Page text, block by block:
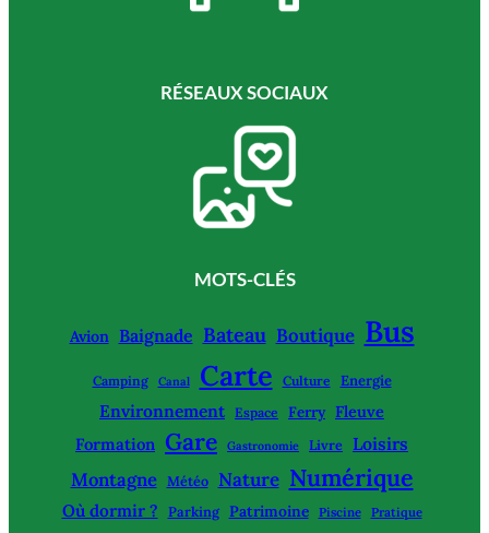
RÉSEAUX SOCIAUX
MOTS-CLÉS
Avion Baignade Bateau Boutique Bus
Camping Canal Carte Culture Energie
Environnement Espace Ferry Fleuve
Formation Gare Gastronomie Livre Loisirs
Montagne Météo Nature Numérique
Où dormir ? Parking Patrimoine Piscine Pratique